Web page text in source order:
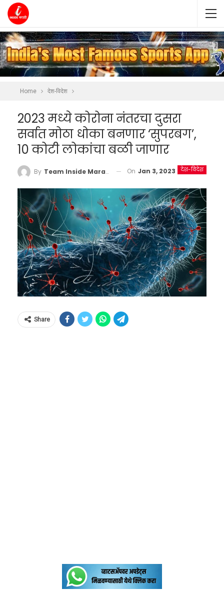
Home देश-विदेश
2023 मध्ये कोरोना नंतरचा दुसरा
सर्वात मोठा धोका बनणार ‘सुपरबग’,
10 कोटी लोकांचा बळी जाणार
देश-विदेश
By Team Inside Marathi On Jan 3, 2023
Share